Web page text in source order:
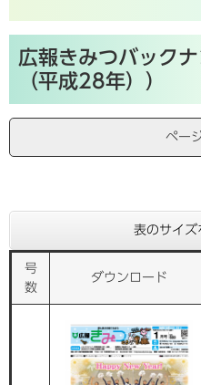
文広報きみつバック
（平成28年））
ペー
表のサイズ
号
数
ダウンロード